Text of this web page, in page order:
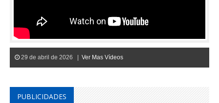
29 de abril de 2026 | Ver Mas Vídeos
PUBLICIDADES